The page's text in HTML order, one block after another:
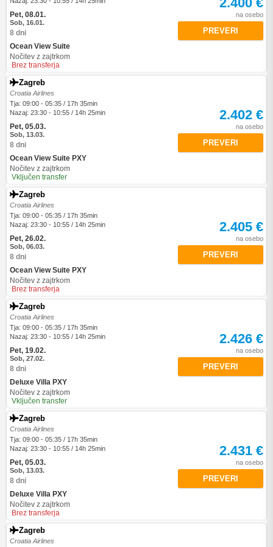
Pet, 08.01.
Sob, 16.01.
8 dni
Ocean View Suite
Nočitev z zajtrkom
Brez transferja
na osebo
PREVERI
Zagreb
Croatia Airlines
Tja: 09:00 - 05:35 / 17h 35min
Nazaj: 23:30 - 10:55 / 14h 25min
Pet, 05.03.
Sob, 13.03.
8 dni
Ocean View Suite PXY
Nočitev z zajtrkom
Vključen transfer
2.402 €
na osebo
PREVERI
Zagreb
Croatia Airlines
Tja: 09:00 - 05:35 / 17h 35min
Nazaj: 23:30 - 10:55 / 14h 25min
Pet, 26.02.
Sob, 06.03.
8 dni
Ocean View Suite PXY
Nočitev z zajtrkom
Brez transferja
2.405 €
na osebo
PREVERI
Zagreb
Croatia Airlines
Tja: 09:00 - 05:35 / 17h 35min
Nazaj: 23:30 - 10:55 / 14h 25min
Pet, 19.02.
Sob, 27.02.
8 dni
Deluxe Villa PXY
Nočitev z zajtrkom
Vključen transfer
2.426 €
na osebo
PREVERI
Zagreb
Croatia Airlines
Tja: 09:00 - 05:35 / 17h 35min
Nazaj: 23:30 - 10:55 / 14h 25min
Pet, 05.03.
Sob, 13.03.
8 dni
Deluxe Villa PXY
Nočitev z zajtrkom
Brez transferja
2.431 €
na osebo
PREVERI
Zagreb
Croatia Airlines